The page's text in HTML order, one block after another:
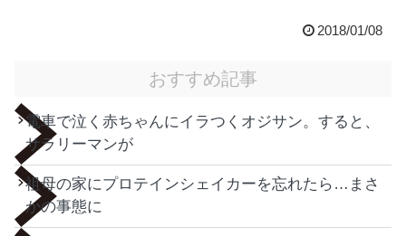
2018/01/08
おすすめ記事
電車で泣く赤ちゃんにイラつくオジサン。すると、
サラリーマンが
祖母の家にプロテインシェイカーを忘れたら…まさ
かの事態に